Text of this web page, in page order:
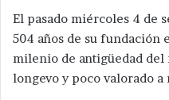
El pasado miércoles 4 de
504 años de su fundación
milenio de antigüedad
longevo y poco valorado